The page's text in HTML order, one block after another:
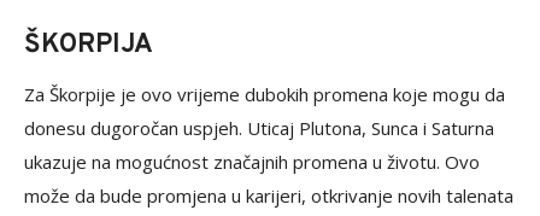
ŠKORPIJA
Za Škorpije je ovo vrijeme dubokih promena koje mogu da
donesu dugoročan uspjeh. Uticaj Plutona, Sunca i Saturna
ukazuje na mogućnost značajnih promena u životu. Ovo
može da bude promjena u karijeri, otkrivanje novih talenata